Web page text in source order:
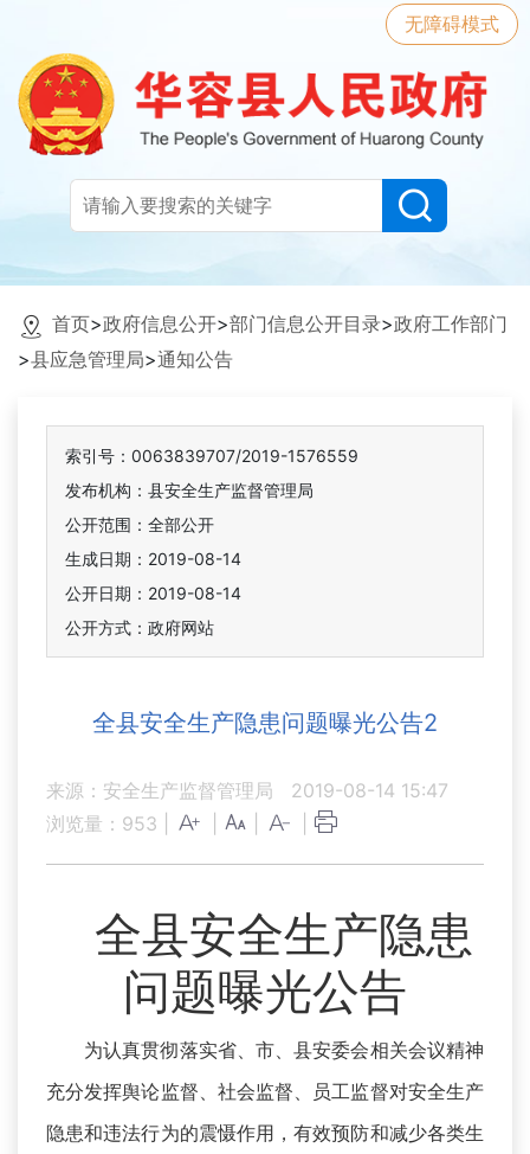
无障碍模式
首页>政府信息公开>部门信息公开目录>政府工作部门
>县应急管理局>通知公告
索引号：0063839707/2019-1576559
发布机构：县安全生产监督管理局
公开范围：全部公开
生成日期：2019-08-14
公开日期：2019-08-14
公开方式：政府网站
全县安全生产隐患问题曝光公告2
来源：安全生产监督管理局
2019-08-14 15:47
浏览量： 953
全县安全生产隐患
问题曝光公告
为认真贯彻落实省、市、县安委会相关会议精神
充分发挥舆论监督、社会监督、员工监督对安全生产
隐患和违法行为的震慑作用，有效预防和减少各类生